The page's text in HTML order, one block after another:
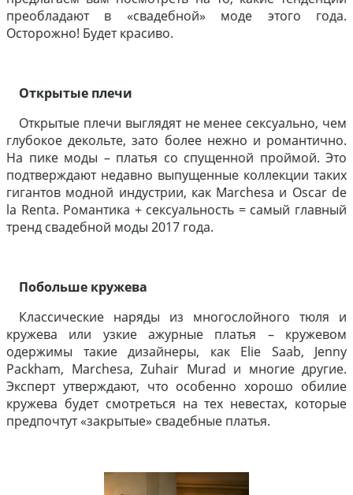
преобладают в «свадебной» моде этого года.
Осторожно! Будет красиво.
Открытые плечи
Открытые плечи выглядят не менее сексуально, чем
глубокое декольте, зато более нежно и романтично.
На пике моды – платья со спущенной проймой. Это
подтверждают недавно выпущенные коллекции таких
гигантов модной индустрии, как Marchesa и Oscar de
la Renta. Романтика + сексуальность = самый главный
тренд свадебной моды 2017 года.
Побольше кружева
Классические наряды из многослойного тюля и
кружева или узкие ажурные платья – кружевом
одержимы такие дизайнеры, как Elie Saab, Jenny
Packham, Marchesa, Zuhair Murad и многие другие.
Эксперт утверждают, что особенно хорошо обилие
кружева будет смотреться на тех невестах, которые
предпочтут «закрытые» свадебные платья.